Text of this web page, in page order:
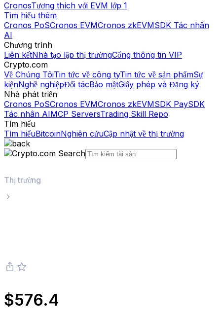
CronosTương thích với EVM lớp 1
Tìm hiểu thêm
Cronos PoSCronos EVMCronos zkEVMSDK Tác nhân
AI
Chương trình
Liên kếtNhà tạo lập thị trườngCổng thông tin VIP
Crypto.com
Về Chúng TôiTin tức về công tyTin tức về sản phẩmSự
kiệnNghề nghiệpĐối tácBảo mậtGiấy phép và Đăng ký
Nhà phát triển
Cronos PoSCronos EVMCronos zkEVMSDK PaySDK
Tác nhân AIMCP ServersTrading Skill Repo
Tìm hiểu
Tìm hiểuBitcoinNghiên cứuCập nhật về thị trường
Thị trường
$576.4